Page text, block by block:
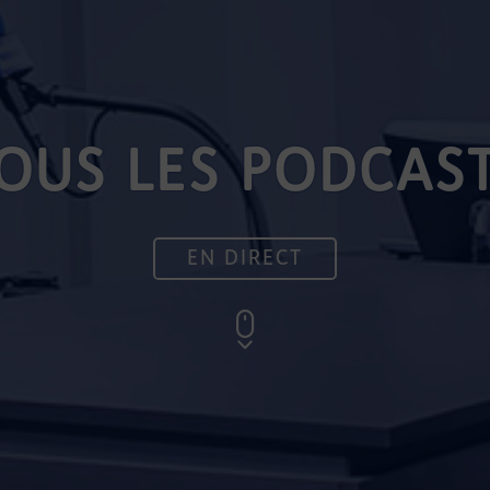
LES
EN DIRECT